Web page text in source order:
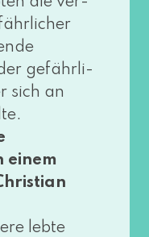
gefähr­li­
sich an
einem
leb­te